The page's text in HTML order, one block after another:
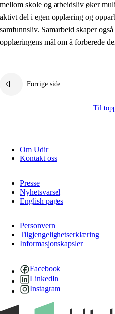
3.1 Et inkluderende
3.2 Undervisning og
3.3 Samarbeid mellom hjem
3.5 Profesjonsfellesskap og
mellom skole og arbeidsliv øker
aktivt del i egen opplæring og
samfunnsliv. Samarbeid skaper
opplæringens mål om å forberede
Forrige side
Til
Om Udir
Kontakt oss
Presse
Nyhetsvarsel
English pages
Personvern
Tilgjengelighetserklæring
Informasjonskapsler
Facebook
LinkedIn
Instagram